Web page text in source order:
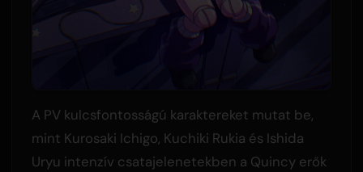
A PV kulcsfontosságú karaktereket mutat be,
mint Kurosaki Ichigo, Kuchiki Rukia és Ishida
Uryu intenzív csatajelenetekben a Quincy erők